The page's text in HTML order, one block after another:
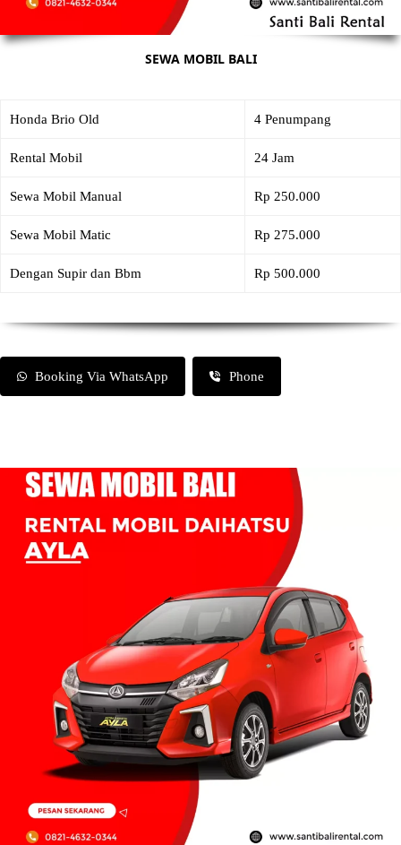
SEWA MOBIL BALI
Honda Brio Old 4 Penumpang
Rental Mobil 24 Jam
Sewa Mobil Manual Rp 250.000
Sewa Mobil Matic Rp 275.000
Dengan Supir dan Bbm Rp 500.000
Booking Via WhatsApp Phone